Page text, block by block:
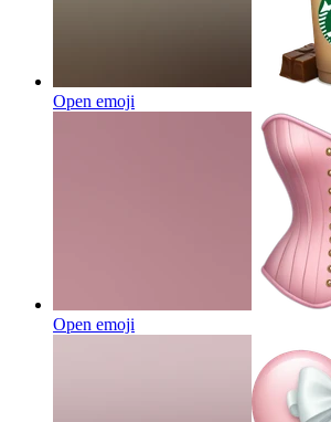
Open emoji
Open emoji